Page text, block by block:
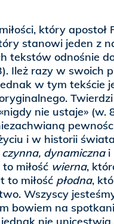
który apostoł
stanowi jeden z
tekstów odnośnie
Ileż razy w swoich
w tym tekście
nie ustaje»
i w historii
czynna, dynamicznai
miłość wierna,
to miłość płodna,
Wszyscy
bowiem na